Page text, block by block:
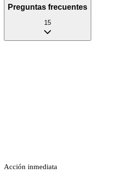
Preguntas frecuentes
15
Acción inmediata